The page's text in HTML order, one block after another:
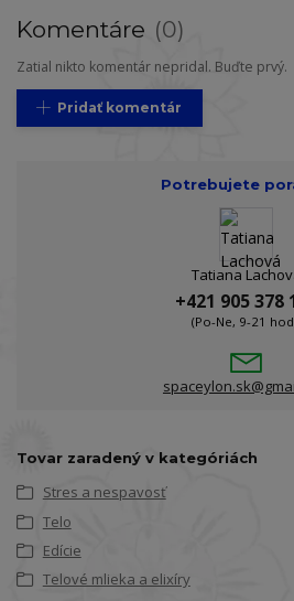
Komentáre 0
Zatial nikto komentár nepridal. Buďte prvý.
Pridať komentár
Potrebujete
Tatiana
+421 905 378
(Po-Ne, 9-21
Tovar zaradený v kategóriách
Stres a nespavosť
Telo
Edície
Telové mlieka a elixíry